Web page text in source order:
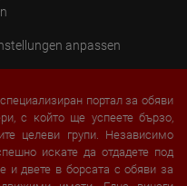
anpassen
портал за обяви
с който ще успеете бързо,
целеви групи. Независимо
искате да отдадете под
и двете в борсата с обяви за